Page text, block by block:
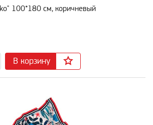
100*180 см, коричневый
В корзину